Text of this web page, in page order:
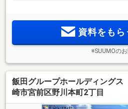
資料をも
※SUUMOの
飯田グループホールディング
崎市宮前区野川本町2丁目